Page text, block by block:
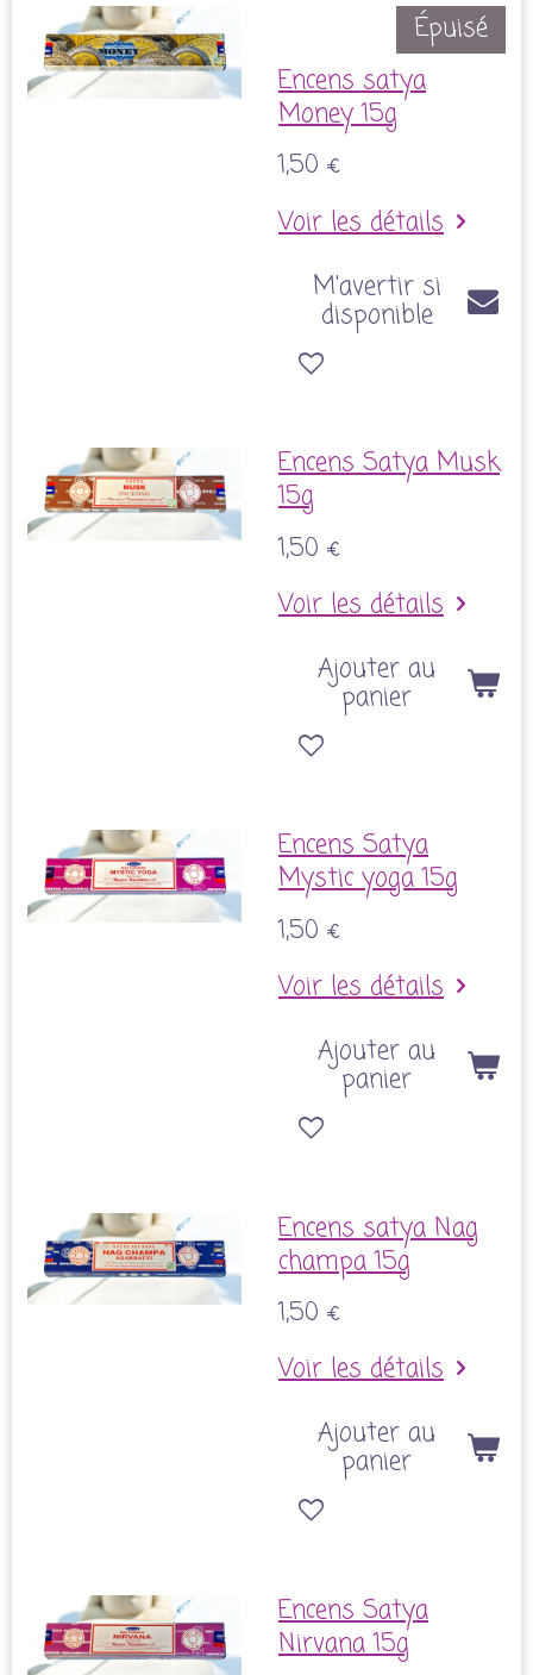
Épuisé
Encens satya
Money 15g
1,50 €
Voir les détails
M'avertir si
disponible
Encens Satya Musk
15g
1,50 €
Voir les détails
Ajouter au
panier
Encens Satya
Mystic yoga 15g
1,50 €
Voir les détails
Ajouter au
panier
Encens satya Nag
champa 15g
1,50 €
Voir les détails
Ajouter au
panier
Encens Satya
Nirvana 15g